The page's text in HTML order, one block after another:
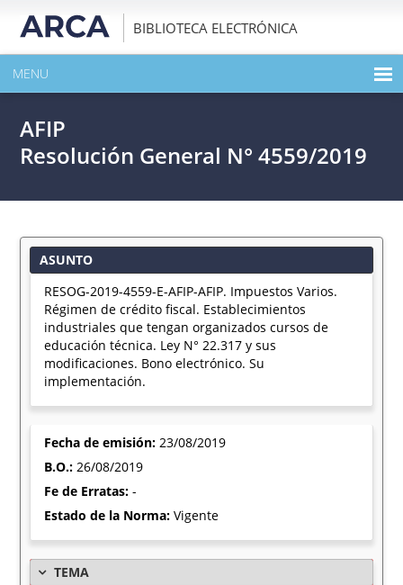
BIBLIOTECA ELECTRÓNICA
MENU
EXPANDIR TODO EL CONTENIDO DE LA PUBLICACIÓN
AFIP
Resolución General N° 4559/2019
ASUNTO
RESOG-2019-4559-E-AFIP-AFIP. Impuestos Varios.
Régimen de crédito fiscal. Establecimientos
industriales que tengan organizados cursos de
educación técnica. Ley N° 22.317 y sus
modificaciones. Bono electrónico. Su
implementación.
Fecha de emisión:23/08/2019
B.O.:26/08/2019
Fe de Erratas:-
Estado de la Norma:Vigente
TEMA